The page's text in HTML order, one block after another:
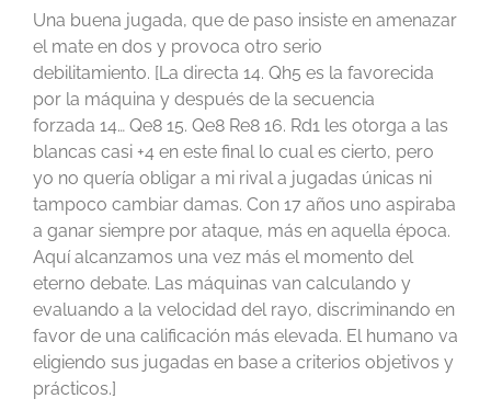
Una buena jugada, que de paso insiste en amenazar
el mate en dos y provoca otro serio
debilitamiento. [La directa 14. Qh5 es la favorecida
por la máquina y después de la secuencia
forzada 14… Qe8 15. Qe8 Re8 16. Rd1 les otorga a las
blancas casi +4 en este final lo cual es cierto, pero
yo no quería obligar a mi rival a jugadas únicas ni
tampoco cambiar damas. Con 17 años uno aspiraba
a ganar siempre por ataque, más en aquella época.
Aquí alcanzamos una vez más el momento del
eterno debate. Las máquinas van calculando y
evaluando a la velocidad del rayo, discriminando en
favor de una calificación más elevada. El humano va
eligiendo sus jugadas en base a criterios objetivos y
prácticos.]